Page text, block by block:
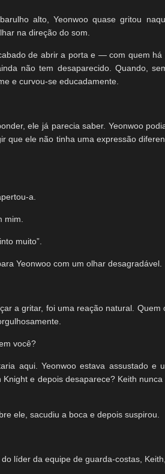
alto, Yeonwoo quase gritou
na direção do som.
de abrir a porta e — com quem
não tem desaparecido. Quando,
e curvou-se educadamente.
ele já parecia saber. Yeonwoo
que ele não tinha uma expressão
a.
mim.
muito”.
Yeonwoo com um olhar desagradável.
a gritar, foi uma reação natural.
você?
aqui. Yeonwoo estava assustado
e depois desaparece? Keith
ele, sacudiu a boca e depois suspirou.
líder da equipe de guarda-costas,